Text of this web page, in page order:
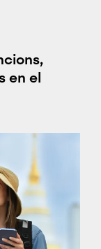
en el